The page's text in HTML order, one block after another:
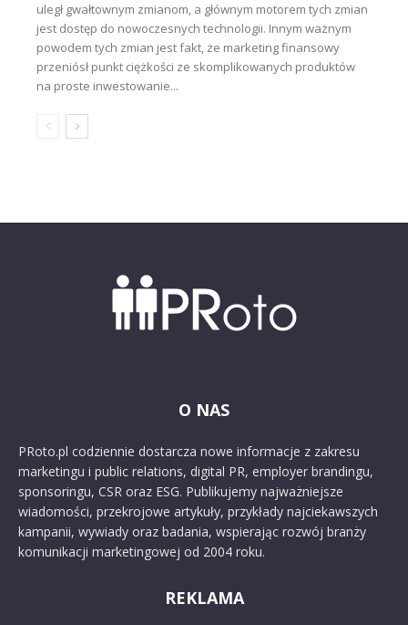
uległ gwałtownym zmianom, a głównym motorem tych zmian
jest dostęp do nowoczesnych technologii. Innym ważnym
powodem tych zmian jest fakt, że marketing finansowy
przeniósł punkt ciężkości ze skomplikowanych produktów
na proste inwestowanie...
O NAS
PRoto.pl codziennie dostarcza nowe informacje z zakresu
marketingu i public relations, digital PR, employer brandingu,
sponsoringu, CSR oraz ESG. Publikujemy najważniejsze
wiadomości, przekrojowe artykuły, przykłady najciekawszych
kampanii, wywiady oraz badania, wspierając rozwój branży
komunikacji marketingowej od 2004 roku.
REKLAMA